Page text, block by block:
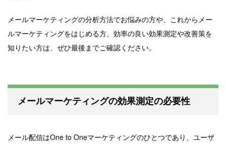
メールマーケティングの分析方法でお悩みの方や、これからメー
ルマーケティングをはじめる方、効率の良い効果測定や改善策を
知りたい方は、ぜひ最後までご確認ください。
メールマーケティングの効果測定の必要性
メール配信はOne to Oneマーケティングのひとつであり、ユーザ